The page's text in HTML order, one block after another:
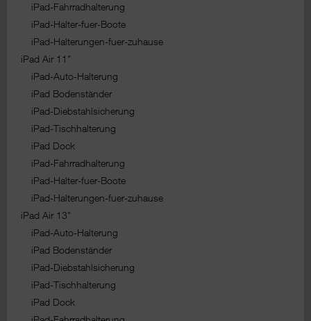
iPad-Fahrradhalterung
iPad-Halter-fuer-Boote
iPad-Halterungen-fuer-zuhause
iPad Air 11"
iPad-Auto-Halterung
iPad Bodenständer
iPad-Diebstahlsicherung
iPad-Tischhalterung
iPad Dock
iPad-Fahrradhalterung
iPad-Halter-fuer-Boote
iPad-Halterungen-fuer-zuhause
iPad Air 13"
iPad-Auto-Halterung
iPad Bodenständer
iPad-Diebstahlsicherung
iPad-Tischhalterung
iPad Dock